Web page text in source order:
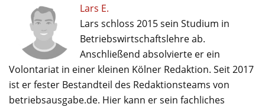
Lars E.
Lars schloss 2015 sein Studium in
Betriebswirtschaftslehre ab.
Anschließend absolvierte er ein
Volontariat in einer kleinen Kölner Redaktion. Seit 2017
ist er fester Bestandteil des Redaktionsteams von
betriebsausgabe.de. Hier kann er sein fachliches